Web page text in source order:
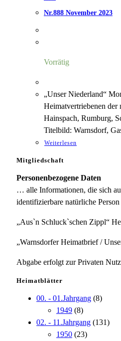
Nr.888 November 2023
Vorrätig
„Unser Niederland“
Heimatvertriebenen der
Hainspach, Rumburg,
Titelbild: Warnsdorf,
Weiterlesen
Mitgliedschaft
Personenbezogene Daten
… alle Informationen, die sich
identifizierbare natürliche Person
„Aus`n Schluck`schen Zippl“
„Warnsdorfer Heimatbrief /
Abgabe erfolgt zur Privaten
Heimatblätter
00. - 01.Jahrgang (8)
1949 (8)
02. - 11.Jahrgang (131)
1950 (23)